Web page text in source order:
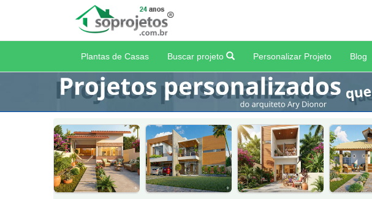
Plantas de Casas Buscar projeto Personalizar Projeto Blog